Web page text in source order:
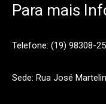
Para mais
Telefone: (19) 98308-
Sede: Rua José